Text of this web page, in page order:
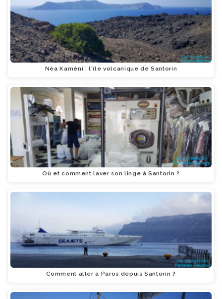
Néa Kaméni : l'île volcanique de Santorin
Où et comment laver son linge à Santorin ?
Comment aller à Paros depuis Santorin ?